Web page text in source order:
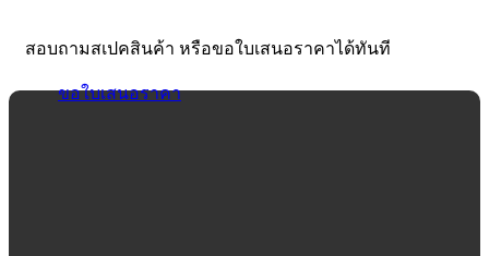
สอบถามสเปคสินค้า หรือขอใบเสนอราคาได้ทันที
ขอใบเสนอราคา